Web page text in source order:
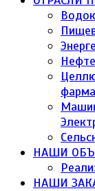
НАШИ
НАШИ